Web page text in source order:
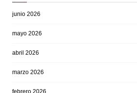
junio 2026
mayo 2026
abril 2026
marzo 2026
febrero 2026